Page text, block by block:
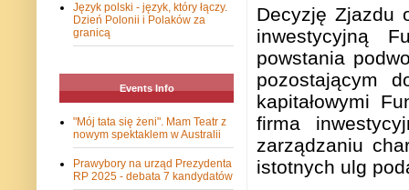
Decyzję Zjazdu
inwestycyjną
powstania
pozostającym
kapitałowymi
firma
zarządzaniu
istotnych ulg
Język polski - język, który łączy.
Dzień Polonii i Polaków za
granicą
Events Info
"Mój tata się żeni". Mam Teatr z
nowym spektaklem w Australii
Prawybory na urząd Prezydenta
RP 2025 - debata 7 kandydatów